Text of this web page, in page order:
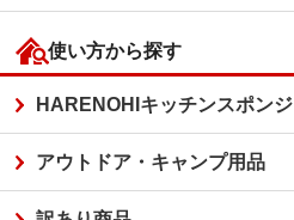
使い方から探す
HARENOHIキッチンスポンジ
アウトドア・キャンプ用品